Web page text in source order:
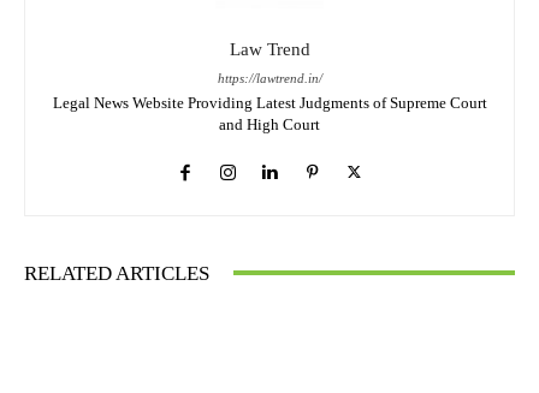
Law Trend
https://lawtrend.in/
Legal News Website Providing Latest Judgments of Supreme Court
and High Court
RELATED ARTICLES